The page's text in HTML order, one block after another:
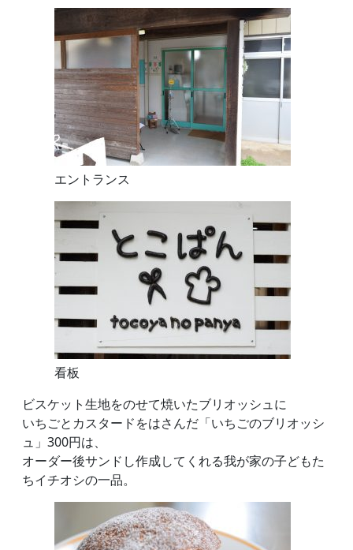
エントランス
看板
ビスケット生地をのせて焼いたブリオッシュに
いちごとカスタードをはさんだ「いちごのブリオッシ
ュ」300円は、
オーダー後サンドし作成してくれる我が家の子どもた
ちイチオシの一品。